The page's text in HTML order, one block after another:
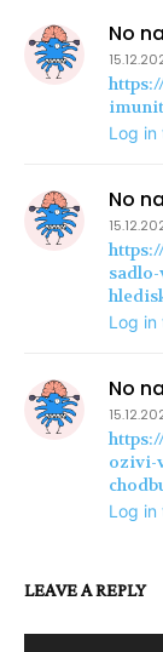
No
Log in
No
Log in
No
ozivi-
Log in
LEAVE A REPLY